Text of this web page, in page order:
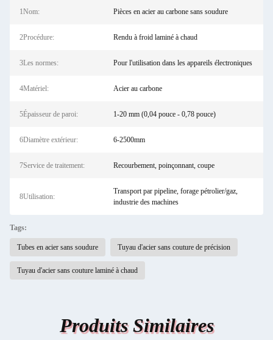
1Nom: Pièces en acier au carbone sans soudure
2Procédure: Rendu à froid laminé à chaud
3Les normes: Pour l'utilisation dans les appareils électroniques
4Matériel: Acier au carbone
5Épaisseur de paroi: 1-20 mm (0,04 pouce - 0,78 pouce)
6Diamètre extérieur: 6-2500mm
7Service de traitement: Recourbement, poinçonnant, coupe
8Utilisation:
Transport par pipeline, forage pétrolier/gaz,
industrie des machines
Tags:
Tubes en acier sans soudure Tuyau d'acier sans couture de précision
Tuyau d'acier sans couture laminé à chaud
Produits Similaires